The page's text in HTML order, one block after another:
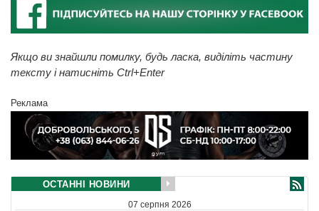
Якщо ви знайшли помилку, будь ласка, виділіть частину
тексту і натисніть Ctrl+Enter
Реклама
ОСТАННІ НОВИНИ
07 серпня 2026